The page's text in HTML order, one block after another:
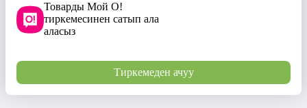
Товарды Мой О!
тиркемесинен сатып ала
аласыз
Тиркемеден ачуу